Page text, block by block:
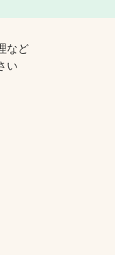
など
い